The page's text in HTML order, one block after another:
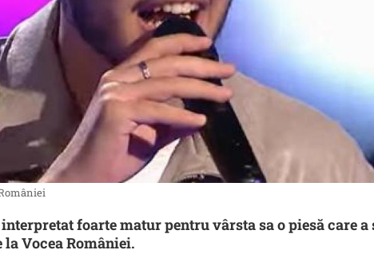
foarte matur pentru vârsta sa o piesă care a
Vocea României.